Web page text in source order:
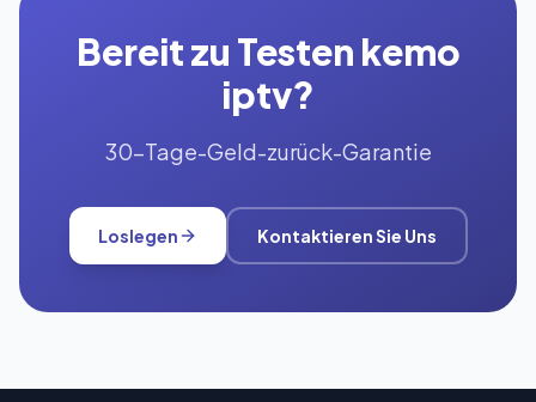
Bereit zu Testen kemo
iptv?
30-Tage-Geld-zurück-Garantie
Loslegen Kontaktieren Sie Uns